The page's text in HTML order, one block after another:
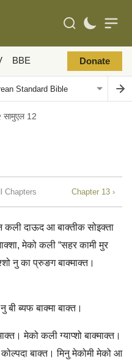
BBE Donate
सामुएल 12
Chapters Chapter 13 ›
कली दाऊद आ बाक्‍तीक सोइक्‍ता
मेको कली “सहर कामी मुर
नु का प्रुङग बाक्‍माक्‍त।
बी ब्‍यफ बाक्‍मा बाक्‍त।
मेको कली ग्‍याप्‍शो बाक्‍माक्‍त।
बाक्‍त। मिनु मेकोमी मेको आ